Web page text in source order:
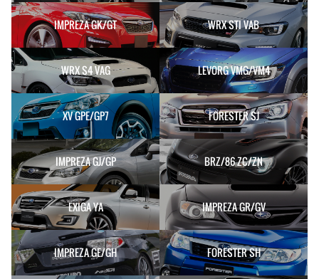
IMPREZA GK/GT WRX STI VAB
WRX S4 VAG LEVORG VMG/VM4
XV GPE/GP7 FORESTER SJ
IMPREZA GJ/GP BRZ/86 ZC/ZN
EXIGA YA IMPREZA GR/GV
IMPREZA GE/GH FORESTER SH